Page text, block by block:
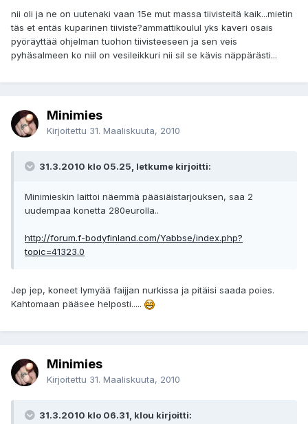
nii oli ja ne on uutenaki vaan 15e mut massa tiivisteitä kaik...mietin
täs et entäs kuparinen tiiviste?ammattikoulul yks kaveri osais
pyöräyttää ohjelman tuohon tiivisteeseen ja sen veis
pyhäsalmeen ko niil on vesileikkuri nii sil se kävis näppärästi...
Minimies
Kirjoitettu 31. Maaliskuuta, 2010
31.3.2010 klo 05.25, letkume kirjoitti:
Minimieskin laittoi näemmä pääsiäistarjouksen, saa 2
uudempaa konetta 280eurolla..
http://forum.f-bodyfinland.com/Yabbse/index.php?
topic=41323.0
Jep jep, koneet lymyää faijjan nurkissa ja pitäisi saada poies.
Kahtomaan pääsee helposti.....
Minimies
Kirjoitettu 31. Maaliskuuta, 2010
31.3.2010 klo 06.31, klou kirjoitti: